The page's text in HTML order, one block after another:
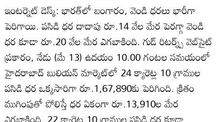
ఇంటర్నెట్ డెస్క్: భారత్‌లో బంగారం, వెండి ధరలు భారీగా
పెరిగాయి. పసిడి ధర దాదాపు రూ.14 వేల మేర పెరగ్గా వెండి
ధర కూడా రూ.20 వేల మేర ఎగబాకింది. గుడ్ రిటర్న్స్ వెబ్‌సైట్
ప్రకారం, నేడు (మే 13) ఉదయం 10.00 గంటల సమయంలో
హైదరాబాద్ బులియన్ మార్కెట్‌లో 24 క్యారెట్ల 10 గ్రాముల
పసిడి ధర ఒక్కసారిగా రూ.1,67,890కు పెరిగింది. క్రితం
ముగింపుతో పోలిస్తే ధర ఏకంగా రూ.13,910ల మేర